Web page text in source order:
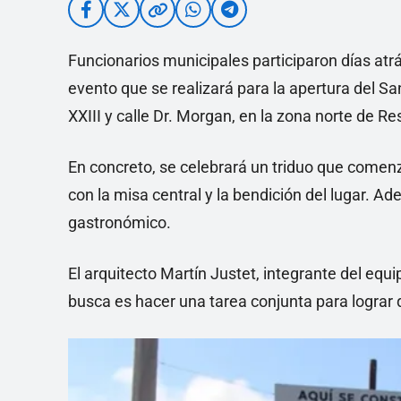
Funcionarios municipales participaron días
evento que se realizará para la apertura del
XXIII y calle Dr. Morgan, en la zona norte de
En concreto, se celebrará un triduo que
con la misa central y la bendición del lugar.
gastronómico.
El arquitecto Martín Justet, integrante del
busca es hacer una tarea conjunta para